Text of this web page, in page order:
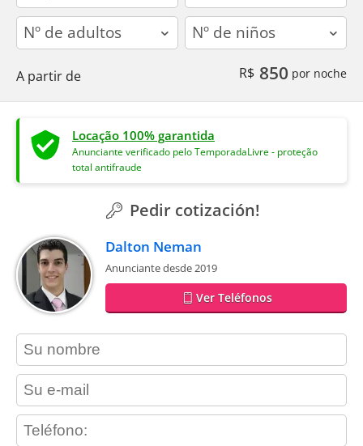
adults children
A partir de R$ 850 por noche
Locação 100% garantida
Anunciante verificado pelo TemporadaLivre - proteção
total antifraude
Pedir cotización!
Dalton Neman
Anunciante desde 2019
Ver Teléfonos
contact_name
contact_email
contact_phone